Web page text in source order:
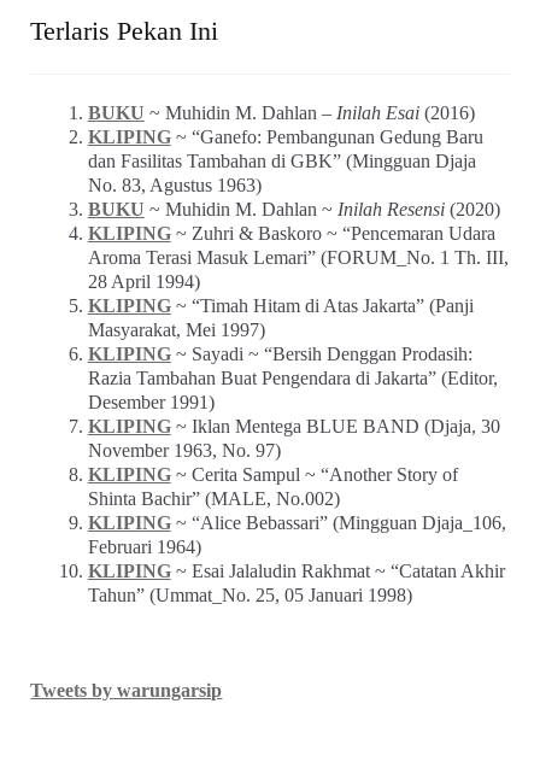
Terlaris Pekan Ini
BUKU ~ Muhidin M. Dahlan – Inilah Esai(2016)
KLIPING~ “Ganefo: Pembangunan Gedung Baru
dan Fasilitas Tambahan di GBK” (Mingguan Djaja
No. 83, Agustus 1963)
BUKU ~ Muhidin M. Dahlan ~ Inilah Resensi(2020)
KLIPING~ Zuhri & Baskoro ~ “Pencemaran Udara
Aroma Terasi Masuk Lemari” (FORUM_No. 1 Th. III,
28 April 1994)
KLIPING~ “Timah Hitam di Atas Jakarta” (Panji
Masyarakat, Mei 1997)
KLIPING~ Sayadi ~ “Bersih Denggan Prodasih:
Razia Tambahan Buat Pengendara di Jakarta” (Editor,
Desember 1991)
KLIPING~ Iklan Mentega BLUE BAND (Djaja, 30
November 1963, No. 97)
KLIPING~ Cerita Sampul ~ “Another Story of
Shinta Bachir” (MALE, No.002)
KLIPING~ “Alice Bebassari” (Mingguan Djaja_106,
Februari 1964)
KLIPING~ Esai Jalaludin Rakhmat ~ “Catatan Akhir
Tahun” (Ummat_No. 25, 05 Januari 1998)
Tweets by warungarsip